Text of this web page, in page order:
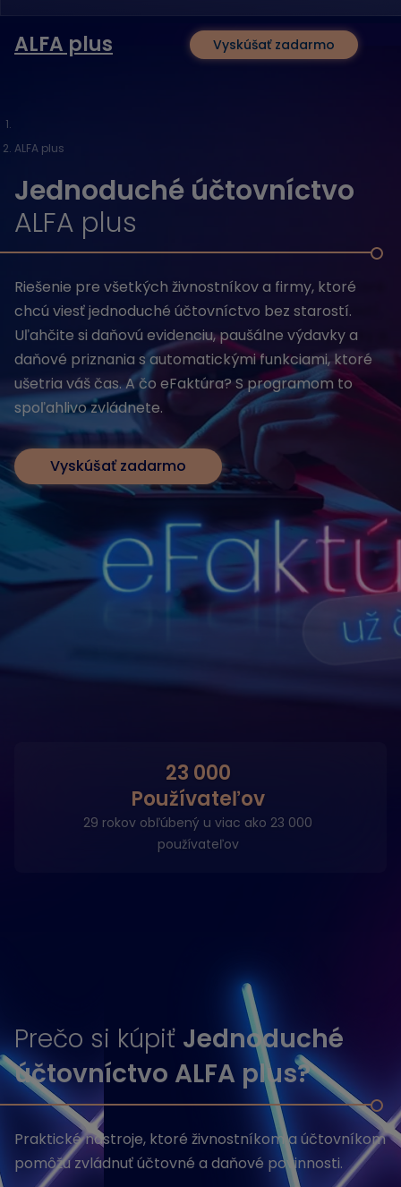
ALFA plus Vyskúšať zadarmo
ALFA plus
Jednoduché účtovníctvo
ALFA plus
Riešenie pre všetkých živnostníkov a firmy, ktoré
chcú viesť jednoduché účtovníctvo bez starostí.
Uľahčite si daňovú evidenciu, paušálne výdavky a
daňové priznania s automatickými funkciami, ktoré
ušetria váš čas. A čo eFaktúra? S programom to
spoľahlivo zvládnete.
Vyskúšať zadarmo
23 000
Používateľov
29 rokov obľúbený u viac ako 23 000
používateľov
Prečo si kúpiť Jednoduché
účtovníctvo ALFA plus?
Praktické nástroje, ktoré živnostníkom a účtovníkom
pomôžu zvládnuť účtovné a daňové povinnosti.